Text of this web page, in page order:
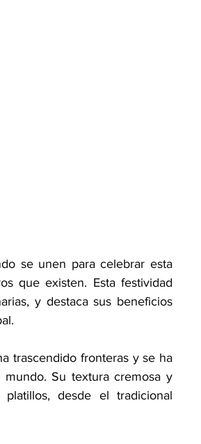
se unen para celebrar esta
que existen. Esta festividad
y destaca sus beneficios
trascendido fronteras y se ha
Su textura cremosa y
desde el tradicional